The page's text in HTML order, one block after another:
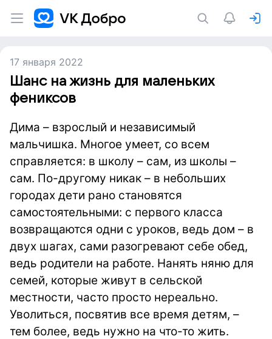
17 января 2022
Шанс на жизнь для маленьких
фениксов
Дима – взрослый и независимый
мальчишка. Многое умеет, со всем
справляется: в школу – сам, из школы –
сам. По-другому никак – в небольших
городах дети рано становятся
самостоятельными: с первого класса
возвращаются одни с уроков, ведь дом – в
двух шагах, сами разогревают себе обед,
ведь родители на работе. Нанять няню для
семей, которые живут в сельской
местности, часто просто нереально.
Уволиться, посвятив все время детям, –
тем более, ведь нужно на что-то жить.